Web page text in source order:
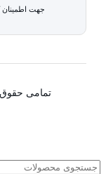
جهت اطمینان
تمامی